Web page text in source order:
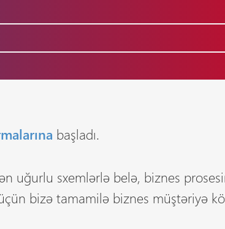
başladı.
uğurlu sxemlərlə belə, biznes
bizə tamamilə biznes müştəriyə